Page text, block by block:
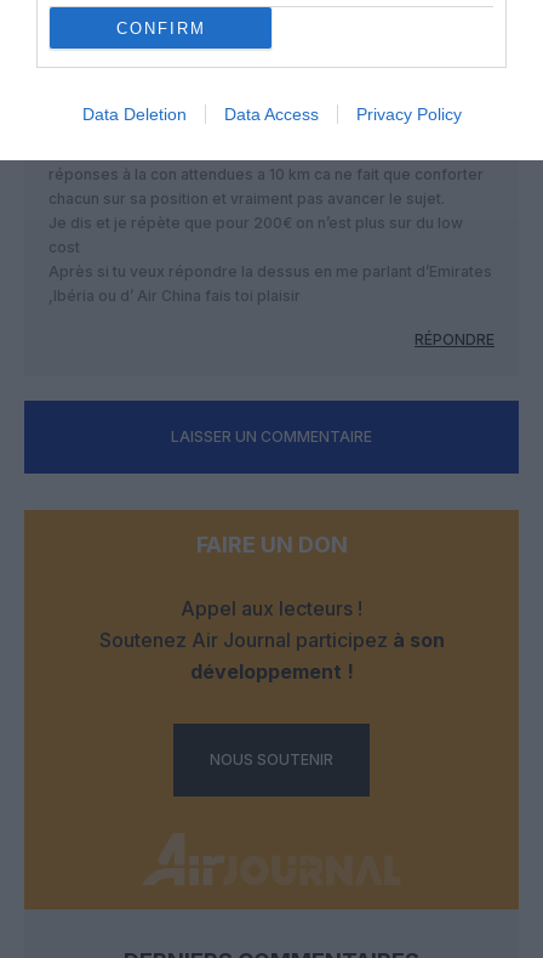
CONFIRM
Data Deletion Data Access Privacy Policy
Dodo la saumurea commenté :
3 mai 2013 - 18 h 45 min
réponses à la con attendues a 10 km ca ne fait que conforter
chacun sur sa position et vraiment pas avancer le sujet.
Je dis et je répète que pour 200€ on n’est plus sur du low
cost
Après si tu veux répondre la dessus en me parlant d’Emirates
,Ibéria ou d’ Air China fais toi plaisir
RÉPONDRE
LAISSER UN COMMENTAIRE
FAIRE UN DON
Appel aux lecteurs !
Soutenez Air Journal participez à son
développement !
NOUS SOUTENIR